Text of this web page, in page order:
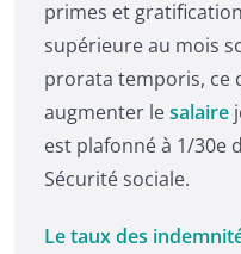
primes et
supérieure au mois
prorata temporis, ce
augmenter lesalaire
est plafonné à 1/30e
Sécurité sociale.
Le taux des